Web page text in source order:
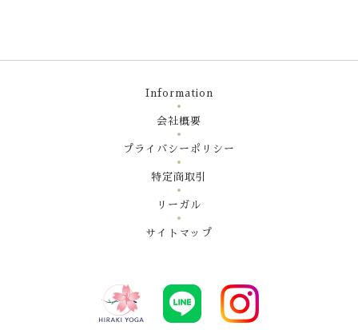
Information
会社概要
プライバシーポリシー
特定商取引
リーガル
サイトマップ